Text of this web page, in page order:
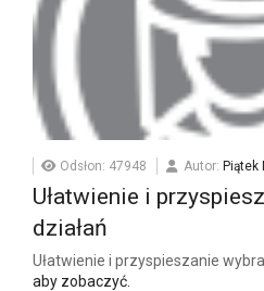
Odsłon: 47948 Autor: Piątek
Ułatwienie i
działań
Ułatwienie i przyspieszanie
aby zobaczyć.